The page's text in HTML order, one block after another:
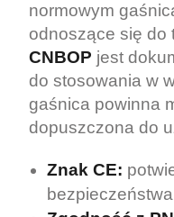
normowym
odnoszące się do
CNBOP jest
do stosowania w
gaśnica powinna
dopuszczona do
Znak CE: